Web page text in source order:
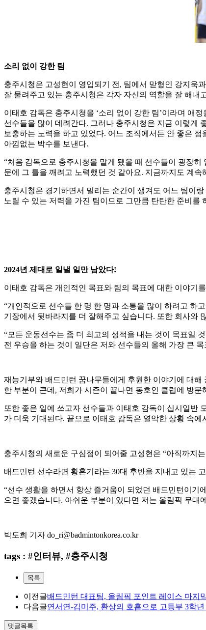
소리 없이 강한 팀
충주시청은 고성현이 영입되기 전, 팀에서 맏형인 강지욱
잘 물려주고 있는 충주시청은 각자 자신의 역할을 잘 해내
이태호 감독은 충주시청을 ‘소리 없이 강한 팀’이라며 애정
선수들을 많이 데려간다. 그러나 충주시청은 지금 이렇게
보충하는 노력을 하고 있었다. 어느 조직에서든 안 좋은 점
아낌없는 박수를 보낸다.
“처음 감독으로 충주시청을 맡게 됐을 때 선수들이 굉장히
문에 그 틀을 깨려고 노력했던 것 같아요. 지금까지도 계속
충주시청은 경기하면서 밀리는 순간이 생겨도 어느 팀이
노릴 수 있는 저력을 가진 팀이므로 그만큼 탄탄한 준비를
2024년 제대로 일낼 일만 남았다!
이태호 감독은 개인적인 목표와 팀의 목표에 대한 이야기
“개인적으로 선수들 한 명 한 명과 소통을 많이 하려고 하
기장에서 뒷바라지를 더 잘해주고 싶습니다. 또한 회사와
“모든 운동선수는 좀 더 최고의 성적을 내는 것이 목표일
전 우승을 하는 것이 일단은 저와 선수들의 올해 가장 큰
재능기부와 배드민턴 꿈나무들에게 후원한 이야기에 대해
한 부분이 큰데 , 저희가 시즌이 끝나면 동호인 클럽에 방문
또한 좋은 일에 쓰고자 선수들과 이태호 감독이 십시일반
가 더욱 기대된다. 끝으로 이태호 감독은 열악한 상황 속
충주시청의 새로운 구심점이 되어줄 고성현은 “아직까지
배드민턴 선수라면 황혼기라는 30대 후반을 지내고 있는
“선수 생활을 하면서 항상 즐거움이 되었던 배드민턴이기
으면 좋겠습니다. 아쉬운 부분이 있다면 저는 올림픽 무대
박도희 기자 do_ri@badmintonkorea.co.kr
tags : #인터뷰, #충주시청
목록
이전글배드민턴 대표팀, 올림픽 포인트 레이스 마지
다음글연서연-김미주, 환상의 호흡으로 고등부 3학
댓글목록